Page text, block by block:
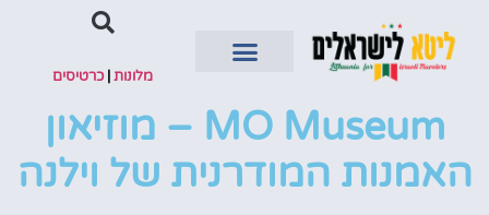
מלונות|כרטיסים
MO Museum – מוזיאון
האמנות המודרנית של וילנה